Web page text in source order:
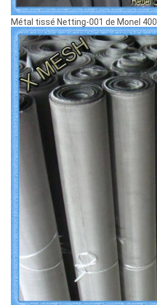
Métal tissé Netting-001 de Monel 400